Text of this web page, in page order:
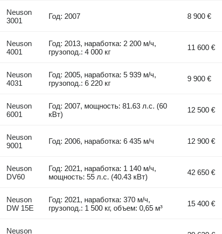
Neuson
3001
Год: 2007 8 900 €
Neuson
4001
Год: 2013, наработка: 2 200 м/ч,
грузопод.: 4 000 кг
11 600 €
Neuson
4031
Год: 2005, наработка: 5 939 м/ч,
грузопод.: 6 220 кг
9 900 €
Neuson
6001
Год: 2007, мощность: 81.63 л.с. (60
кВт)
12 500 €
Neuson
9001
Год: 2006, наработка: 6 435 м/ч 12 900 €
Neuson
DV60
Год: 2021, наработка: 1 140 м/ч,
мощность: 55 л.с. (40.43 кВт)
42 650 €
Neuson
DW 15E
Год: 2021, наработка: 370 м/ч,
грузопод.: 1 500 кг, объем: 0,65 м³
15 400 €
Neuson